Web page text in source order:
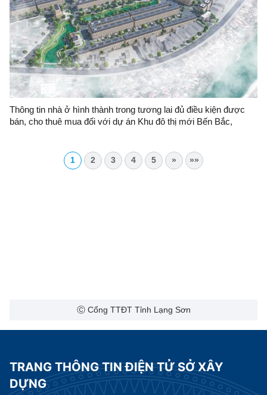
Thông tin nhà ở hình thành trong tương lai đủ điều kiện được
bán, cho thuê mua đối với dự án Khu đô thị mới Bến Bắc,
1 2 3 4 5 » »»
Ⓒ Cổng TTĐT Tỉnh Lạng Sơn
TRANG THÔNG TIN ĐIỆN TỬ SỞ XÂY
DỰNG